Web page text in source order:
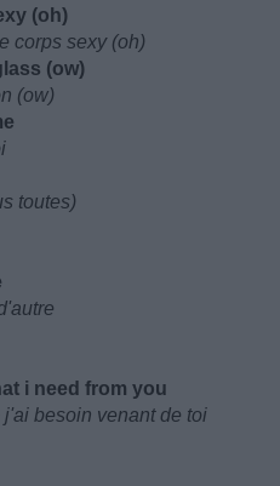
(oh)
corps sexy (oh)
(ow)
(ow)
toutes)
i need from you
besoin venant de toi